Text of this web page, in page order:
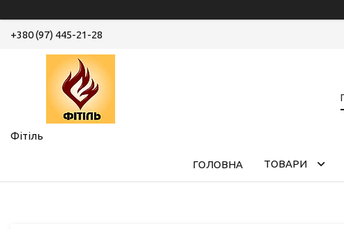
+380 (97) 445-21-28
Фітіль
ГОЛОВНА ТОВАРИ